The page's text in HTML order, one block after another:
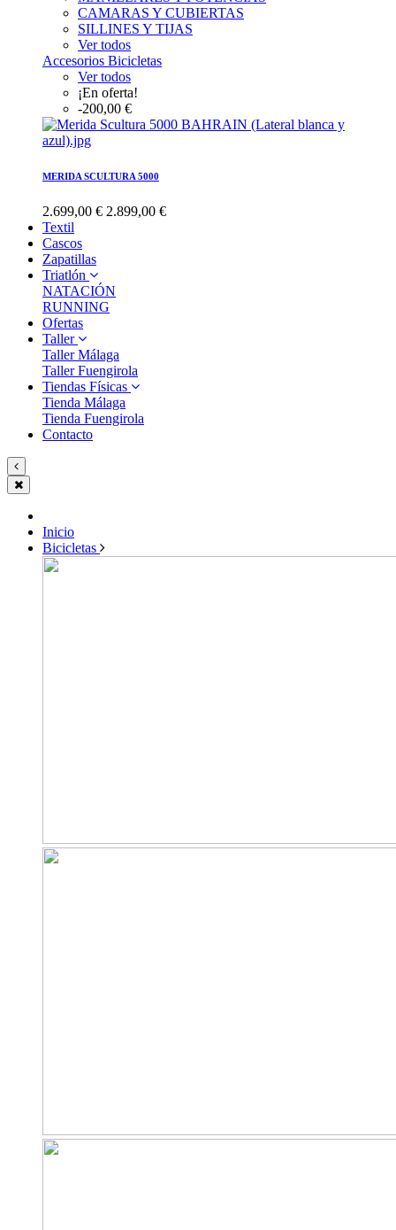
CAMARAS Y CUBIERTAS
SILLINES Y TIJAS
Ver todos
Accesorios Bicicletas
Ver todos
¡En oferta!
-200,00 €
MERIDA SCULTURA 5000
2.699,00 € 2.899,00 €
Textil
Cascos
Zapatillas
Triatlón
NATACIÓN
RUNNING
Ofertas
Taller
Taller Málaga
Taller Fuengirola
Tiendas Físicas
Tienda Málaga
Tienda Fuengirola
Contacto
Inicio
Bicicletas